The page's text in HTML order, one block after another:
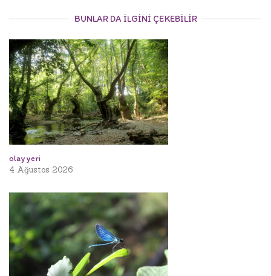
BUNLAR DA ILGINI ÇEKEBILIR
olay yeri
4 Ağustos 2026